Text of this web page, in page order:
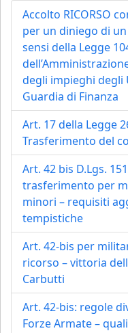
Accolto RICORSO
per un diniego di
sensi della Legge
degli impieghi degli
Guardia di Finanza
Art. 17 della Legge
Trasferimento del
Art. 42 bis D.Lgs.
trasferimento per
minori – requisiti
tempistiche
Art. 42-bis per
ricorso – vittoria
Carbutti
Art. 42-bis: regole
Forze Armate –